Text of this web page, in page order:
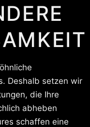
Deshalb setzen wir
die Ihre
abheben
schaffen eine